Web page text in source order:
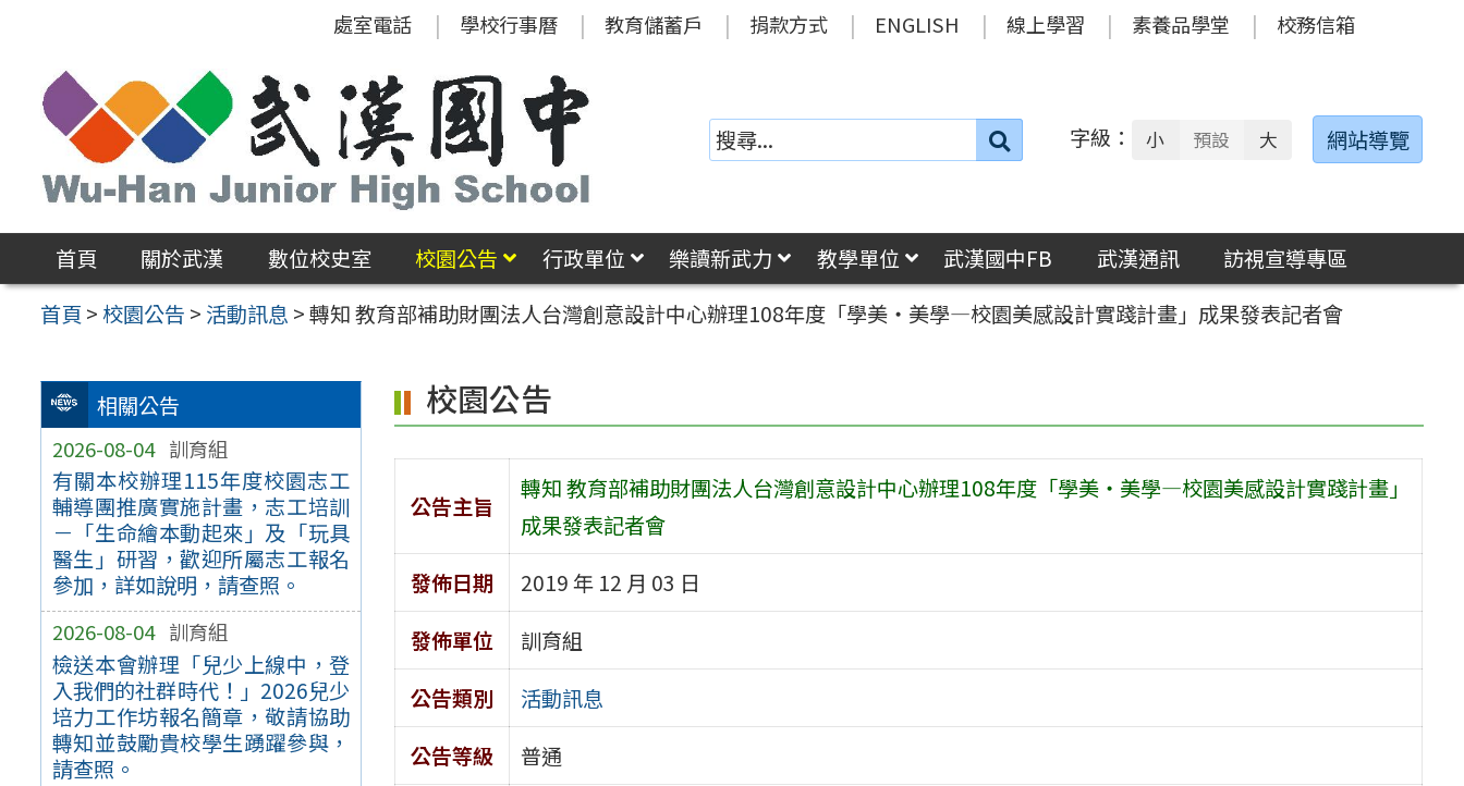
區
處室電話 學校行事曆 教育儲蓄戶 捐款方式 ENGLISH 線上學習 素養品學堂 校務信箱
搜
字級： 小 預設 大 網站導覽
首頁 關於武漢 數位校史室 校園公告 行政單位 樂讀新武力 教學單位 武漢國中FB 武漢通訊
訪視宣導專區
首頁 >校園公告 > 活動訊息 >轉知 教育部補助財團法人台灣創意設計中心辦理108年度「學美‧美學—校園美感設計實踐計畫」成果發表記者會
相關公告
2026-08-04 訓育組
有關本校辦理115年度校園志工
輔導團推廣實施計畫，志工培訓
－「生命繪本動起來」及「玩具
醫生」研習，歡迎所屬志工報名
參加，詳如說明，請查照。
2026-08-04 訓育組
檢送本會辦理「兒少上線中，登
入我們的社群時代！」2026兒少
培力工作坊報名簡章，敬請協助
轉知並鼓勵貴校學生踴躍參與，
請查照。
校園公告
公告主旨
轉知 教育部補助財團法人台灣創意設計中心辦理108年度「學美‧美學—校園美感設計實踐計畫」
成果發表記者會
發佈日期
2019 年 12 月 03 日
發佈單位
訓育組
公告類別
活動訊息
公告等級
普通